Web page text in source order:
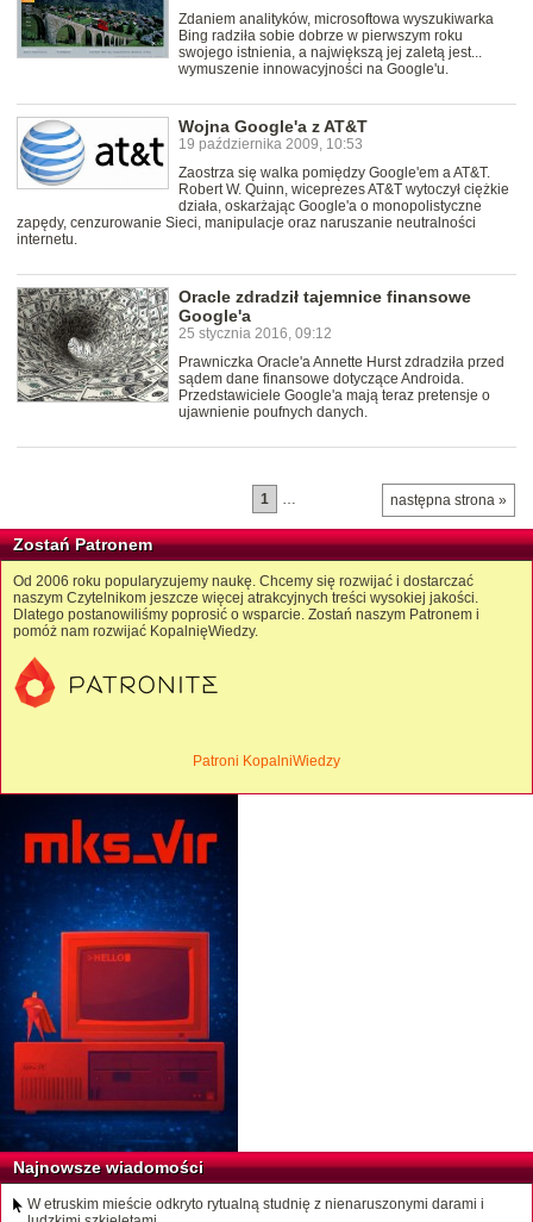
Zdaniem analityków, microsoftowa wyszukiwarka
Bing radziła sobie dobrze w pierwszym roku
swojego istnienia, a największą jej zaletą jest...
wymuszenie innowacyjności na Google'u.
Wojna Google'a z AT&T
19 października 2009, 10:53
Zaostrza się walka pomiędzy Google'em a AT&T.
Robert W. Quinn, wiceprezes AT&T wytoczył ciężkie
działa, oskarżając Google'a o monopolistyczne
zapędy, cenzurowanie Sieci, manipulacje oraz naruszanie neutralności
internetu.
Oracle zdradził tajemnice finansowe
Google'a
25 stycznia 2016, 09:12
Prawniczka Oracle'a Annette Hurst zdradziła przed
sądem dane finansowe dotyczące Androida.
Przedstawiciele Google'a mają teraz pretensje o
ujawnienie poufnych danych.
następna strona »
1 …
Zostań Patronem
Od 2006 roku popularyzujemy naukę. Chcemy się rozwijać i dostarczać
naszym Czytelnikom jeszcze więcej atrakcyjnych treści wysokiej jakości.
Dlatego postanowiliśmy poprosić o wsparcie. Zostań naszym Patronem i
pomóż nam rozwijać KopalnięWiedzy.
Patroni KopalniWiedzy
Najnowsze wiadomości
W etruskim mieście odkryto rytualną studnię z nienaruszonymi darami i